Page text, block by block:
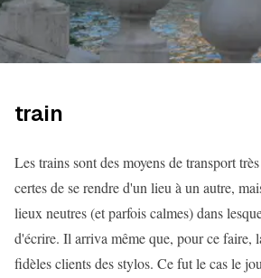
train
Les trains sont des moyens de transport
certes de se rendre d'un lieu à un autre,
lieux neutres (et parfois calmes) dans
d'écrire. Il arriva même que, pour ce faire,
fidèles clients des stylos. Ce fut le cas le